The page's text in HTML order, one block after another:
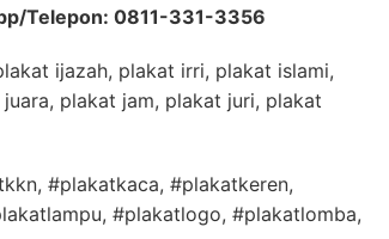
Telepon: 0811-331-3356
ijazah, plakat irri, plakat islami,
plakat jam, plakat juri, plakat
#plakatkaca, #plakatkeren,
#plakatlogo, #plakatlomba,